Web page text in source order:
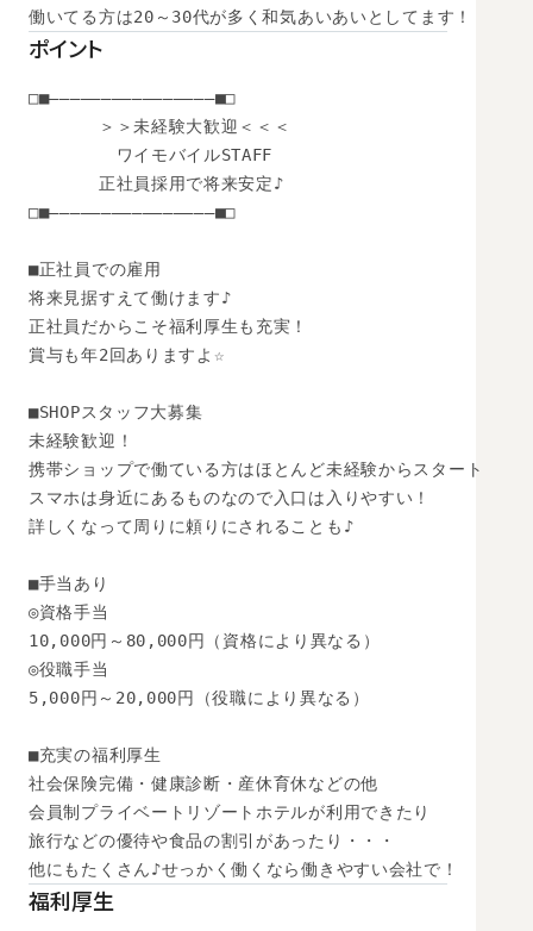
働いてる方は20～30代が多く和気あいあいとしてます！
ポイント
□■――――――――――――――――■□
＞＞未経験大歓迎＜＜＜
ワイモバイルSTAFF
正社員採用で将来安定♪
□■――――――――――――――――■□
■正社員での雇用
将来見据すえて働けます♪
正社員だからこそ福利厚生も充実！
賞与も年2回ありますよ☆
■SHOPスタッフ大募集
未経験歓迎！
携帯ショップで働ている方はほとんど未経験からスタート
スマホは身近にあるものなので入口は入りやすい！
詳しくなって周りに頼りにされることも♪
■手当あり
◎資格手当
10,000円～80,000円（資格により異なる）
◎役職手当
5,000円～20,000円（役職により異なる）
■充実の福利厚生
社会保険完備・健康診断・産休育休などの他
会員制プライベートリゾートホテルが利用できたり
旅行などの優待や食品の割引があったり・・・
他にもたくさん♪せっかく働くなら働きやすい会社で！
福利厚生